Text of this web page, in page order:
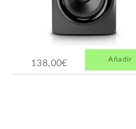
138,00€ Añadir